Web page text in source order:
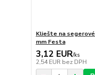
Kliešte na
mm Festa
3,12 EUR/ks
2,54 EUR bez DPH